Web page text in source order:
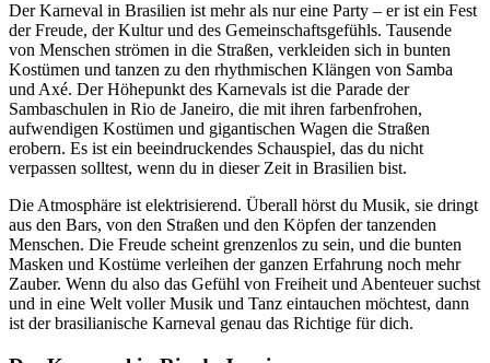
Der Karneval in Brasilien ist mehr als nur eine Party – er ist ein Fest
der Freude, der Kultur und des Gemeinschaftsgefühls. Tausende
von Menschen strömen in die Straßen, verkleiden sich in bunten
Kostümen und tanzen zu den rhythmischen Klängen von Samba
und Axé. Der Höhepunkt des Karnevals ist die Parade der
Sambaschulen in Rio de Janeiro, die mit ihren farbenfrohen,
aufwendigen Kostümen und gigantischen Wagen die Straßen
erobern. Es ist ein beeindruckendes Schauspiel, das du nicht
verpassen solltest, wenn du in dieser Zeit in Brasilien bist.
Die Atmosphäre ist elektrisierend. Überall hörst du Musik, sie dringt
aus den Bars, von den Straßen und den Köpfen der tanzenden
Menschen. Die Freude scheint grenzenlos zu sein, und die bunten
Masken und Kostüme verleihen der ganzen Erfahrung noch mehr
Zauber. Wenn du also das Gefühl von Freiheit und Abenteuer suchst
und in eine Welt voller Musik und Tanz eintauchen möchtest, dann
ist der brasilianische Karneval genau das Richtige für dich.